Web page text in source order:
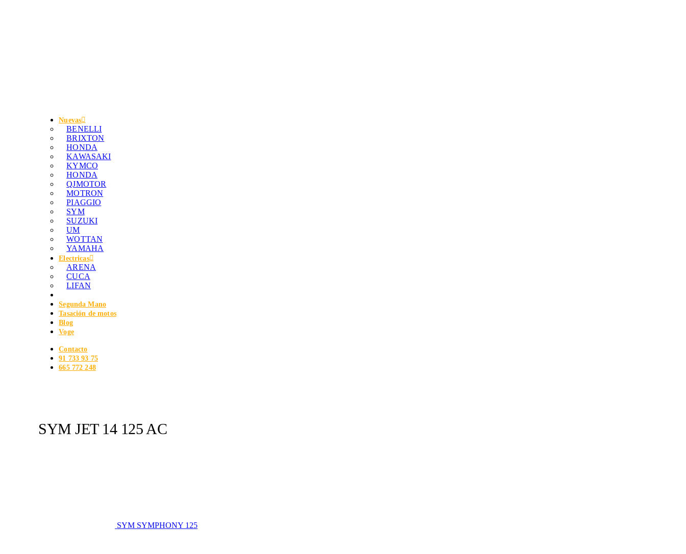
Nuevas
BENELLI
BRIXTON
HONDA
KAWASAKI
KYMCO
HONDA
QJMOTOR
MOTRON
PIAGGIO
SYM
SUZUKI
UM
WOTTAN
YAMAHA
Electricas
ARENA
CUCA
LIFAN
Segunda Mano
Tasación de motos
Blog
Voge
Contacto
91 733 93 75
665 772 248
SYM JET 14 125 AC
SYM SYMPHONY 125